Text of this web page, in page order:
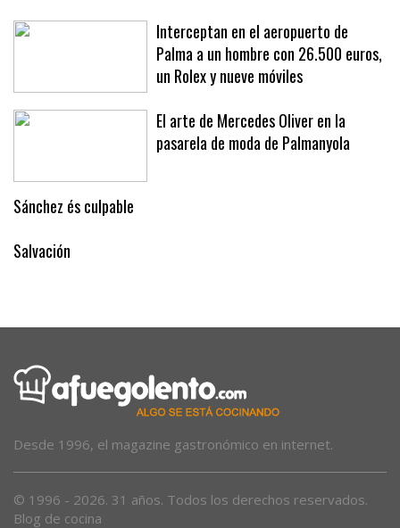
Interceptan en el aeropuerto de
Palma a un hombre con 26.500 euros,
un Rolex y nueve móviles
El arte de Mercedes Oliver en la
pasarela de moda de Palmanyola
Sánchez és culpable
Salvación
Desde 1996, el magazine gastronómico en internet.
© 1996 - 2026. 31 años. Todos los derechos reservados.
Blog de cocina